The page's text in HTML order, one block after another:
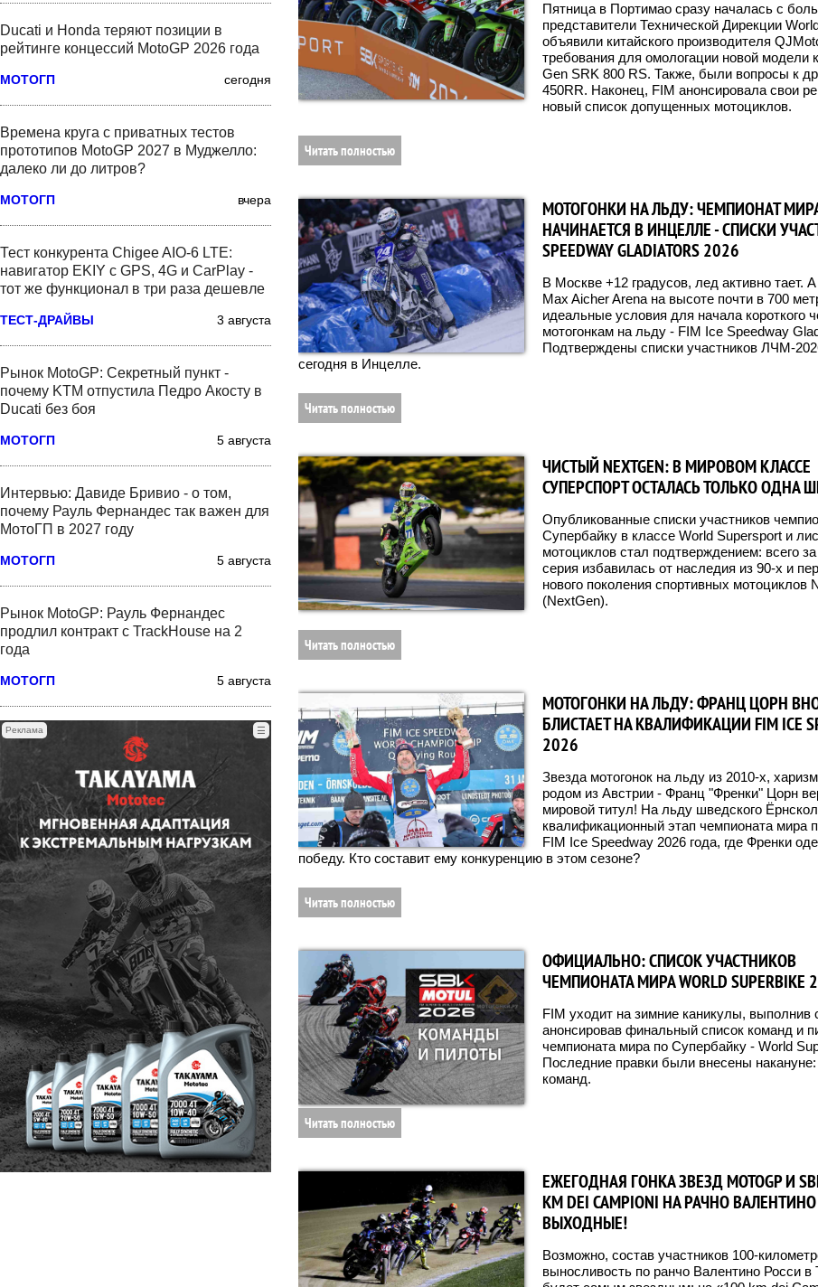
Ducati и Honda теряют позиции в
рейтинге концессий MotoGP 2026 года
МОТОГП сегодня
Времена круга с приватных тестов
прототипов MotoGP 2027 в Муджелло:
далеко ли до литров?
МОТОГП вчера
Тест конкурента Chigee AIO-6 LTE:
навигатор EKIY с GPS, 4G и CarPlay -
тот же функционал в три раза дешевле
ТЕСТ-ДРАЙВЫ 3 августа
Рынок MotoGP: Секретный пункт -
почему KTM отпустила Педро Акосту в
Ducati без боя
МОТОГП 5 августа
Интервью: Давиде Бривио - о том,
почему Рауль Фернандес так важен для
МотоГП в 2027 году
МОТОГП 5 августа
Рынок MotoGP: Рауль Фернандес
продлил контракт с TrackHouse на 2
года
МОТОГП 5 августа
Реклама ☰
Пятница в Портимао сразу началась с
представители Технической Дирекции
объявили китайского производителя
требования для омологации новой модели
Gen SRK 800 RS. Также, были вопросы к
450RR. Наконец, FIM анонсировала свои
новый список допущенных мотоциклов.
Читать полностью
МОТОГОНКИ НА ЛЬДУ: ЧЕМПИОНАТ
НАЧИНАЕТСЯ В ИНЦЕЛЛЕ - СПИСКИ
SPEEDWAY GLADIATORS 2026
В Москве +12 градусов, лед активно тает.
Max Aicher Arena на высоте почти в 700
идеальные условия для начала короткого
мотогонкам на льду - FIM Ice Speedway
Подтверждены списки участников ЛЧМ-
сегодня в Инцелле.
Читать полностью
ЧИСТЫЙ NEXTGEN: В МИРОВОМ КЛАССЕ
СУПЕРСПОРТ ОСТАЛАСЬ ТОЛЬКО ОДНА
Опубликованные списки участников
Супербайку в классе World Supersport и
мотоциклов стал подтверждением: всего
серия избавилась от наследия из 90-х и
нового поколения спортивных мотоциклов
(NextGen).
Читать полностью
МОТОГОНКИ НА ЛЬДУ: ФРАНЦ ЦОРН
БЛИСТАЕТ НА КВАЛИФИКАЦИИ FIM ICE
2026
Звезда мотогонок на льду из 2010-х,
родом из Австрии - Франц "Френки" Цорн
мировой титул! На льду шведского
квалификационный этап чемпионата мира
FIM Ice Speedway 2026 года, где Френки
победу. Кто составит ему конкуренцию в этом сезоне?
Читать полностью
ОФИЦИАЛЬНО: СПИСОК УЧАСТНИКОВ
ЧЕМПИОНАТА МИРА WORLD SUPERBIKE
FIM уходит на зимние каникулы,
анонсировав финальный список команд и
чемпионата мира по Супербайку - World
Последние правки были внесены
команд.
Читать полностью
ЕЖЕГОДНАЯ ГОНКА ЗВЕЗД MOTOGP И
KM DEI CAMPIONI НА РАЧНО
ВЫХОДНЫЕ!
Возможно, состав участников 100-
выносливость по ранчо Валентино Росси в